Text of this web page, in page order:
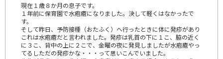
現在１歳８か月の息子です。
１年前に保育園で水疱瘡になりました。決して軽くはなかったで
す。
そして昨日、予防接種（おたふく）へ行ったときに体に発疹があり
これは水疱瘡だと言われました。発疹は乳首の下に１こ、脇の近く
に３こ、背中の上に２こで、金曜の夜に発見しましたが水疱瘡やっ
てるしただの発疹かな・・・って思いこんでいました。